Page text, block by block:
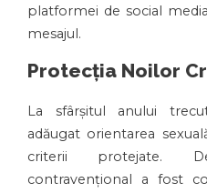
platformei de social
mesajul.
Protecția Noilor
La sfârșitul anului
adăugat orientarea
criterii protejate.
contravențional a fost